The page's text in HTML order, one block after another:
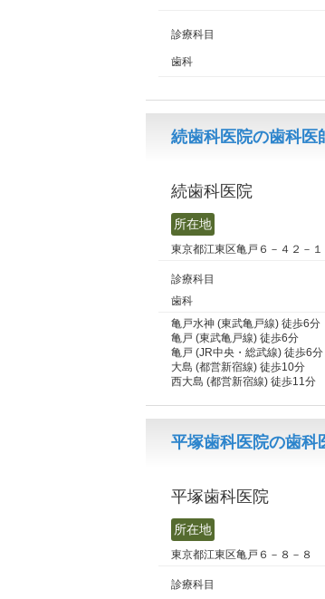
診療科目
歯科
続歯科医院の歯科医
続歯科医院
所在地
東京都江東区亀戸６－４２－１
診療科目
歯科
亀戸水神 (東武亀戸線) 徒歩6分
亀戸 (東武亀戸線) 徒歩6分
亀戸 (JR中央・総武線) 徒歩6分
大島 (都営新宿線) 徒歩10分
西大島 (都営新宿線) 徒歩11分
平塚歯科医院の歯科
平塚歯科医院
所在地
東京都江東区亀戸６－８－８
診療科目